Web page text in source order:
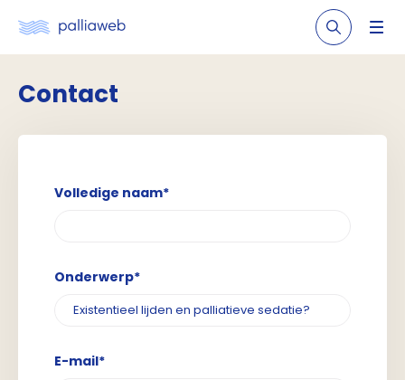
Contact
Volledige naam*
Onderwerp*
E-mail*